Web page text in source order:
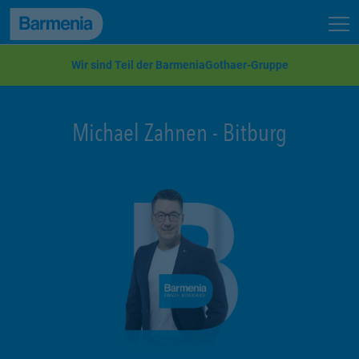
zum Seiteninhalt
Back to top
Wir sind Teil der BarmeniaGothaer-Gruppe
Michael Zahnen - Bitburg